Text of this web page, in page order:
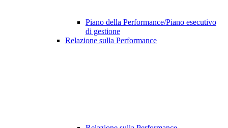
Piano della Performance/Piano esecutivo
di gestione
Relazione sulla Performance